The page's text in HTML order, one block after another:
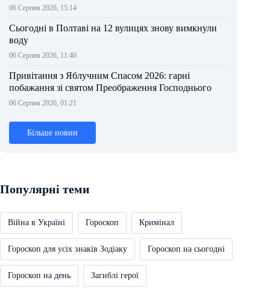
06 Серпня 2026, 15:14
Сьогодні в Полтаві на 12 вулицях знову вимкнули
воду
06 Серпня 2026, 11:40
Привітання з Яблучним Спасом 2026: гарні
побажання зі святом Преображення Господнього
06 Серпня 2026, 01:21
Більше новин
Популярні теми
Війна в Україні Гороскоп Кримінал
Гороскоп для усіх знаків Зодіаку Гороскоп на сьогодні
Гороскоп на день Загиблі герої